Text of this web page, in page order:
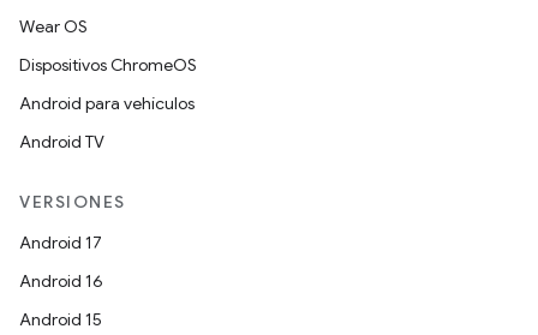
Wear OS
Dispositivos ChromeOS
Android para vehículos
Android TV
VERSIONES
Android 17
Android 16
Android 15